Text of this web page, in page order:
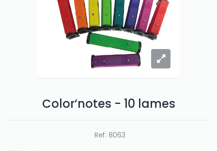
Color’notes - 10 lames
Ref: 8063